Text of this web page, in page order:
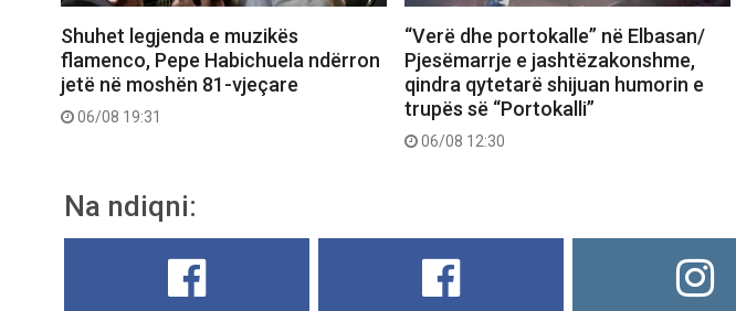
Shuhet legjenda e muzikës
flamenco, Pepe Habichuela ndërron
jetë në moshën 81-vjeçare
06/08 19:31
“Verë dhe portokalle” në Elbasan/
Pjesëmarrje e jashtëzakonshme,
qindra qytetarë shijuan humorin e
trupës së “Portokalli”
06/08 12:30
Na ndiqni: